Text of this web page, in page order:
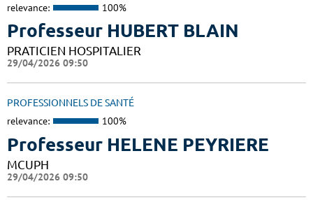
relevance: 100%
Professeur HUBERT BLAIN
PRATICIEN HOSPITALIER
29/04/2026 09:50
PROFESSIONNELS DE SANTÉ
relevance: 100%
Professeur HELENE PEYRIERE
MCUPH
29/04/2026 09:50